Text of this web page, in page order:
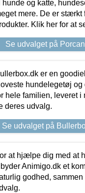
hunde og katte,
mere. De er
Klik her for at
Se udvalget på
er en
hundelegetøj
hele familien, leveret i
deres udvalg.
Se udvalget på
at hjælpe dig med at
Animigo.dk et
godhed,